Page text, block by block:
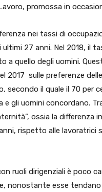
promossa in
nei tassi di
ultimi 27 anni. Nel 2018, il
a quello degli uomini.
2017 sulle preferenze
secondo il quale il 70 per
gli uomini concordano.
ossia la differenza
rispetto alle lavoratrici
ruoli dirigenziali è poco
nonostante esse